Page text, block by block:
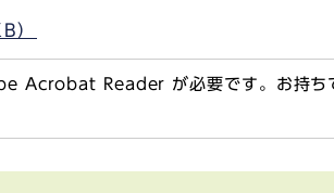
）
Acrobat Reader が必要です。お持ち